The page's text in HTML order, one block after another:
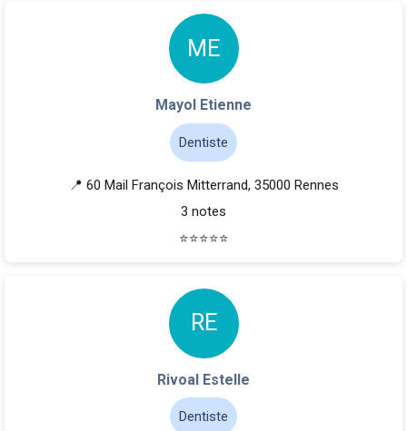
ME
Mayol Etienne
Dentiste
📍 60 Mail François Mitterrand, 35000 Rennes
3 notes
⭐⭐⭐⭐⭐
RE
Rivoal Estelle
Dentiste